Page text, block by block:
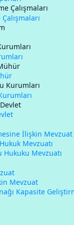
Çalışmaları
Kurumları
İlişkin Mevzuat
Mevzuatı
Mevzuatı
Mevzuat
Kapasite